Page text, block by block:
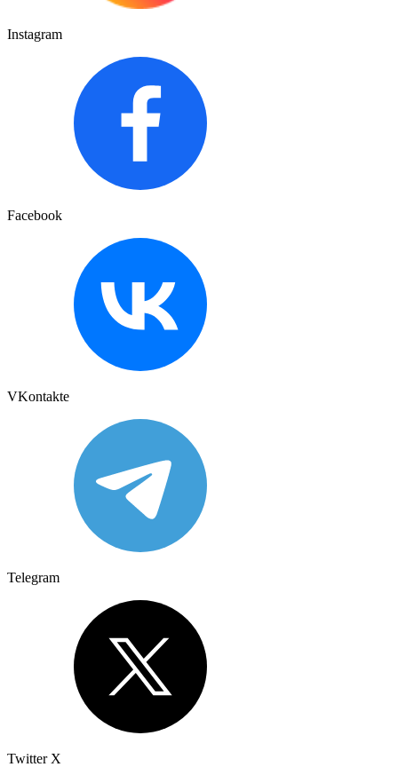
Instagram
Facebook
VKontakte
Telegram
Twitter X